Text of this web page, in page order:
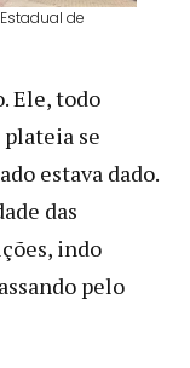
de
Ele, todo
se
estava dado.
das
indo
pelo